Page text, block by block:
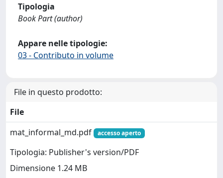
Tipologia
Book Part (author)
Appare nelle tipologie:
03 - Contributo in volume
File in questo prodotto:
File
mat_informal_md.pdf
accesso aperto
Tipologia: Publisher's version/PDF
Dimensione 1.24 MB